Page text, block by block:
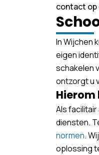
contact op
In Wijchen
eigen
schakelen
ontzorgt u
Als
diensten.
normen.
oplossing